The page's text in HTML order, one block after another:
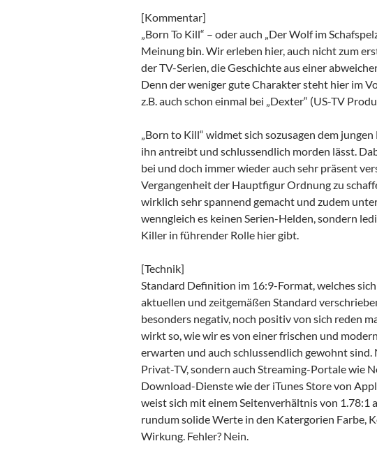
[Kommentar]
„Born To Kill“ – oder auch „Der Wolf im
Meinung bin. Wir erleben hier, auch nicht zum
der TV-Serien, die Geschichte aus einer
Denn der weniger gute Charakter steht hier im
z.B. auch schon einmal bei „Dexter“ (US-TV
„Born to Kill“ widmet sich sozusagen dem
ihn antreibt und schlussendlich morden lässt.
bei und doch immer wieder auch sehr präsent
Vergangenheit der Hauptfigur Ordnung zu
wirklich sehr spannend gemacht und zudem
wenngleich es keinen Serien-Helden, sondern
Killer in führender Rolle hier gibt.
[Technik]
Standard Definition im 16:9-Format, welches sich
aktuellen und zeitgemäßen Standard
besonders negativ, noch positiv von sich reden
wirkt so, wie wir es von einer frischen und
erwarten und auch schlussendlich gewohnt sind.
Privat-TV, sondern auch Streaming-Portale wie
Download-Dienste wie der iTunes Store von
weist sich mit einem Seitenverhältnis von 1.78:1
rundum solide Werte in den Katergorien Farbe,
Wirkung. Fehler? Nein.